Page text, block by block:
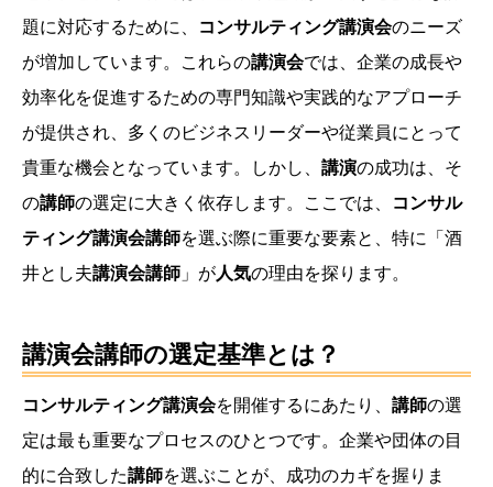
題に対応するために、
コンサルティング講演会のニーズ
が増加しています。これらの講演会では、企業の成長や
効率化を促進するための専門知識や実践的なアプローチ
が提供され、多くのビジネスリーダーや従業員にとって
貴重な機会となっています。しかし、 講演の成功は、そ
の講師の選定に大きく依存します。ここでは、
コンサル
ティング講演会講師を選ぶ際に重要な要素と、特に「酒
井とし夫講演会講師 」が人気の理由を探ります。
講演会講師の選定基準とは？
コンサルティング講演会を開催するにあたり、 講師の選
定は最も重要なプロセスのひとつです。企業や団体の目
的に合致した講師を選ぶことが、成功のカギを握りま